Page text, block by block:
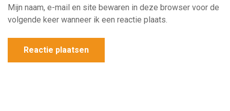
Mijn naam, e-mail en site bewaren in deze browser voor de
volgende keer wanneer ik een reactie plaats.